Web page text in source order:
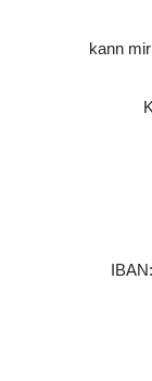
kann